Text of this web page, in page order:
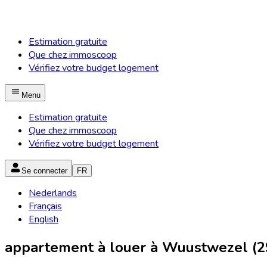
Estimation gratuite
Que chez immoscoop
Vérifiez votre budget logement
Menu
Estimation gratuite
Que chez immoscoop
Vérifiez votre budget logement
Se connecter FR
Nederlands
Français
English
appartement à louer à Wuustwezel